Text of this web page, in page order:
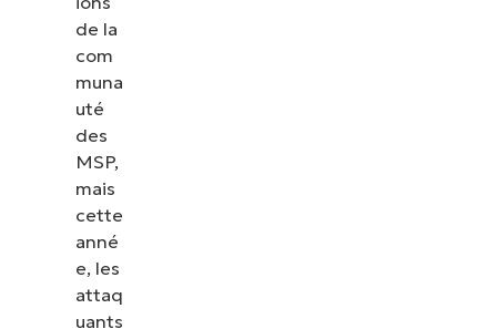
de la
com
muna
uté
des
MSP,
mais
cette
anné
e, les
attaq
uants